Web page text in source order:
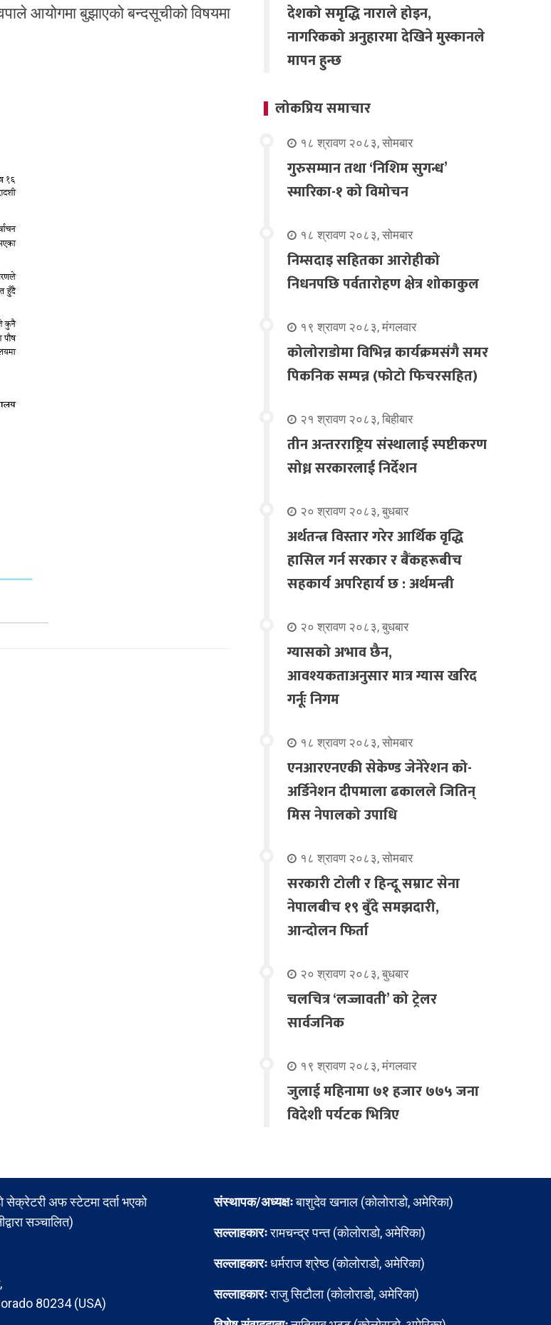
आयोगमा बुझाएको बन्दसूचीको विषयमा
देशको समृद्धि नाराले होइन,
नागरिकको अनुहारमा देखिने मुस्कानले
मापन हुन्छ
लोकप्रिय समाचार
१८ श्रावण २०८३, सोमबार
गुरुसम्मान तथा ‘निशिम सुगन्ध’
स्मारिका-१ को विमोचन
१८ श्रावण २०८३, सोमबार
निम्सदाइ सहितका आरोहीको
निधनपछि पर्वतारोहण क्षेत्र शोकाकुल
१९ श्रावण २०८३, मंगलवार
कोलोराडोमा विभिन्न कार्यक्रमसंगै समर
पिकनिक सम्पन्न (फोटो फिचरसहित)
२१ श्रावण २०८३, बिहीबार
तीन अन्तरराष्ट्रिय संस्थालाई स्पष्टीकरण
सोध्न सरकारलाई निर्देशन
२० श्रावण २०८३, बुधबार
अर्थतन्त्र विस्तार गरेर आर्थिक वृद्धि
हासिल गर्न सरकार र बैंकहरूबीच
सहकार्य अपरिहार्य छ : अर्थमन्त्री
२० श्रावण २०८३, बुधबार
ग्यासको अभाव छैन,
आवश्यकताअनुसार मात्र ग्यास खरिद
गर्नूः निगम
१८ श्रावण २०८३, सोमबार
एनआरएनएकी सेकेण्ड जेनेरेशन को-
अर्डिनेशन दीपमाला ढकालले जितिन्
मिस नेपालको उपाधि
१८ श्रावण २०८३, सोमबार
सरकारी टोली र हिन्दू सम्राट सेना
नेपालबीच १९ बुँदे समझदारी,
आन्दोलन फिर्ता
२० श्रावण २०८३, बुधबार
चलचित्र ‘लज्जावती’ को ट्रेलर
सार्वजनिक
१९ श्रावण २०८३, मंगलवार
जुलाई महिनामा ७१ हजार ७७५ जना
विदेशी पर्यटक भित्रिए
सेक्रेटरी अफ स्टेटमा दर्ता भएको
सञ्चालित)
80234 (USA)
संस्थापक/अध्यक्षःबाशुदेव खनाल (कोलोराडो, अमेरिका)
सल्लाहकारःरामचन्द्र पन्त (कोलोराडो, अमेरिका)
सल्लाहकारःधर्मराज श्रेष्ठ (कोलोराडो, अमेरिका)
सल्लाहकारःराजु सिटौला (कोलोराडो, अमेरिका)